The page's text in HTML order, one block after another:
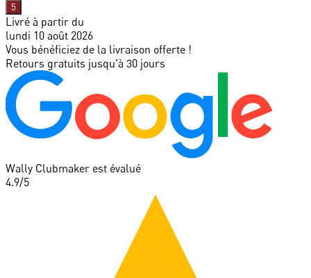
5
Livré à partir du
lundi 10 août 2026
Vous bénéficiez de la livraison offerte !
Retours gratuits jusqu'à 30 jours
Wally Clubmaker est évalué
4.9/5